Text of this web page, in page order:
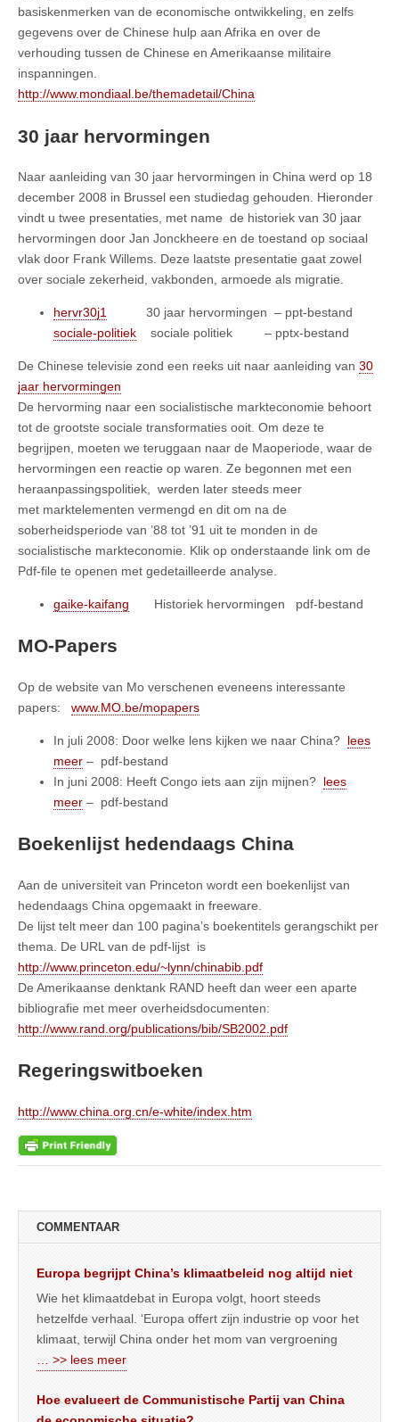
basiskenmerken van de economische ontwikkeling, en zelfs
gegevens over de Chinese hulp aan Afrika en over de
verhouding tussen de Chinese en Amerikaanse militaire
inspanningen.
http://www.mondiaal.be/themadetail/China
30 jaar hervormingen
Naar aanleiding van 30 jaar hervormingen in China werd op 18
december 2008 in Brussel een studiedag gehouden. Hieronder
vindt u twee presentaties, met name de historiek van 30 jaar
hervormingen door Jan Jonckheere en de toestand op sociaal
vlak door Frank Willems. Deze laatste presentatie gaat zowel
over sociale zekerheid, vakbonden, armoede als migratie.
hervr30j1
30 jaar hervormingen – ppt-bestand
sociale-politiek sociale politiek – pptx-bestand
De Chinese televisie zond een reeks uit naar aanleiding van 30
jaar hervormingen
De hervorming naar een socialistische markteconomie behoort
tot de grootste sociale transformaties ooit. Om deze te
begrijpen, moeten we teruggaan naar de Maoperiode, waar de
hervormingen een reactie op waren. Ze begonnen met een
heraanpassingspolitiek, werden later steeds meer
met marktelementen vermengd en dit om na de
soberheidsperiode van ’88 tot ’91 uit te monden in de
socialistische markteconomie. Klik op onderstaande link om de
Pdf-file te openen met gedetailleerde analyse.
gaike-kaifang Historiek hervormingen pdf-bestand
MO-Papers
Op de website van Mo verschenen eveneens interessante
papers: www.MO.be/mopapers
In juli 2008: Door welke lens kijken we naar China? lees
meer – pdf-bestand
In juni 2008: Heeft Congo iets aan zijn mijnen? lees
meer – pdf-bestand
Boekenlijst hedendaags China
Aan de universiteit van Princeton wordt een boekenlijst van
hedendaags China opgemaakt in freeware.
De lijst telt meer dan 100 pagina’s boekentitels gerangschikt per
thema. De URL van de pdf-lijst is
http://www.princeton.edu/~lynn/chinabib.pdf
De Amerikaanse denktank RAND heeft dan weer een aparte
bibliografie met meer overheidsdocumenten:
http://www.rand.org/publications/bib/SB2002.pdf
Regeringswitboeken
http://www.china.org.cn/e-white/index.htm
COMMENTAAR
Europa begrijpt China’s klimaatbeleid nog altijd niet
Wie het klimaatdebat in Europa volgt, hoort steeds
hetzelfde verhaal. ‘Europa offert zijn industrie op voor het
klimaat, terwijl China onder het mom van vergroening
… >> lees meer
Hoe evalueert de Communistische Partij van China